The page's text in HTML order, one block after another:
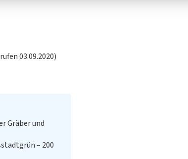
03.09.2020)
Gräber und
– 200